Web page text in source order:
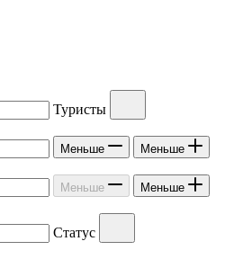
Туристы
Меньше Меньше
Меньше Меньше
Статус